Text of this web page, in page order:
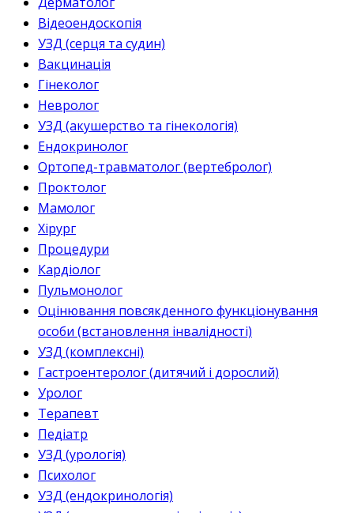
Відеоендоскопія
УЗД (серця та судин)
Вакцинація
Гінеколог
Невролог
УЗД (акушерство та гінекологія)
Ендокринолог
Ортопед-травматолог (вертебролог)
Проктолог
Мамолог
Хірург
Процедури
Кардіолог
Пульмонолог
Оцінювання повсякденного функціонування
особи (встановлення інвалідності)
УЗД (комплексні)
Гастроентеролог (дитячий і дорослий)
Уролог
Терапевт
Педіатр
УЗД (урологія)
Психолог
УЗД (ендокринологія)